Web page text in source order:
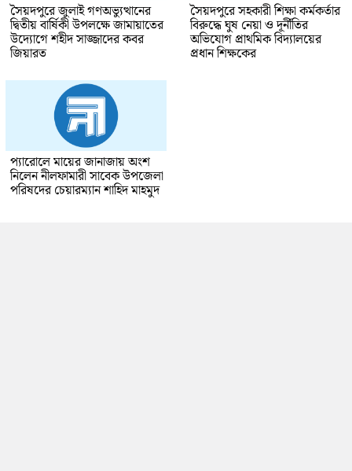
সৈয়দপুরে জুলাই গণঅভ্যুত্থানের
দ্বিতীয় বার্ষিকী উপলক্ষে জামায়াতের
উদ্যোগে শহীদ সাজ্জাদের কবর
জিয়ারত
সৈয়দপুরে সহকারী শিক্ষা কর্মকর্তার
বিরুদ্ধে ঘুষ নেয়া ও দূর্নীতির
অভিযোগ প্রাথমিক বিদ্যালয়ের
প্রধান শিক্ষকের
প্যারোলে মায়ের জানাজায় অংশ
নিলেন নীলফামারী সাবেক উপজেলা
পরিষদের চেয়ারম্যান শাহিদ মাহমুদ